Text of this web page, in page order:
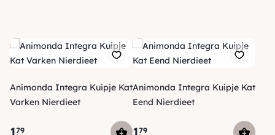
Animonda Integra Kuipje Kat
Varken Nierdieet
79
Animonda Integra Kuipje Kat
Eend Nierdieet
79